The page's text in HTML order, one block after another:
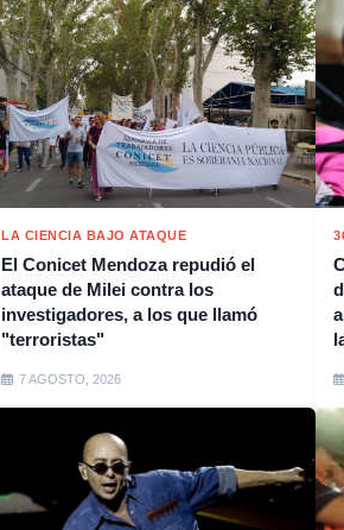
LA CIENCIA BAJO ATAQUE
El Conicet Mendoza repudió el
ataque de Milei contra los
investigadores, a los que llamó
"terroristas"
7 AGOSTO, 2026